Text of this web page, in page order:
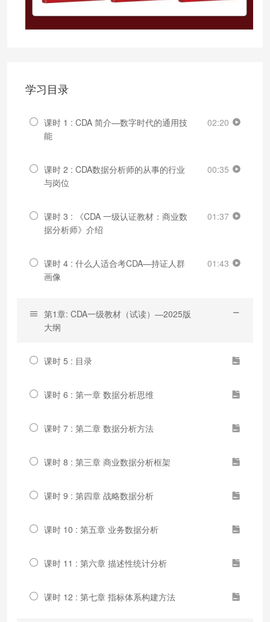
学习目录
课时 1 : CDA 简介—数字时代的通用技
能
02:20
课时 2 : CDA数据分析师的从事的行业
与岗位
00:35
课时 3 : 《CDA 一级认证教材：商业数
据分析师》介绍
01:37
课时 4 : 什么人适合考CDA—持证人群
画像
01:43
第1章: CDA一级教材（试读）—2025版
大纲
课时 5 : 目录
课时 6 : 第一章 数据分析思维
课时 7 : 第二章 数据分析方法
课时 8 : 第三章 商业数据分析框架
课时 9 : 第四章 战略数据分析
课时 10 : 第五章 业务数据分析
课时 11 : 第六章 描述性统计分析
课时 12 : 第七章 指标体系构建方法